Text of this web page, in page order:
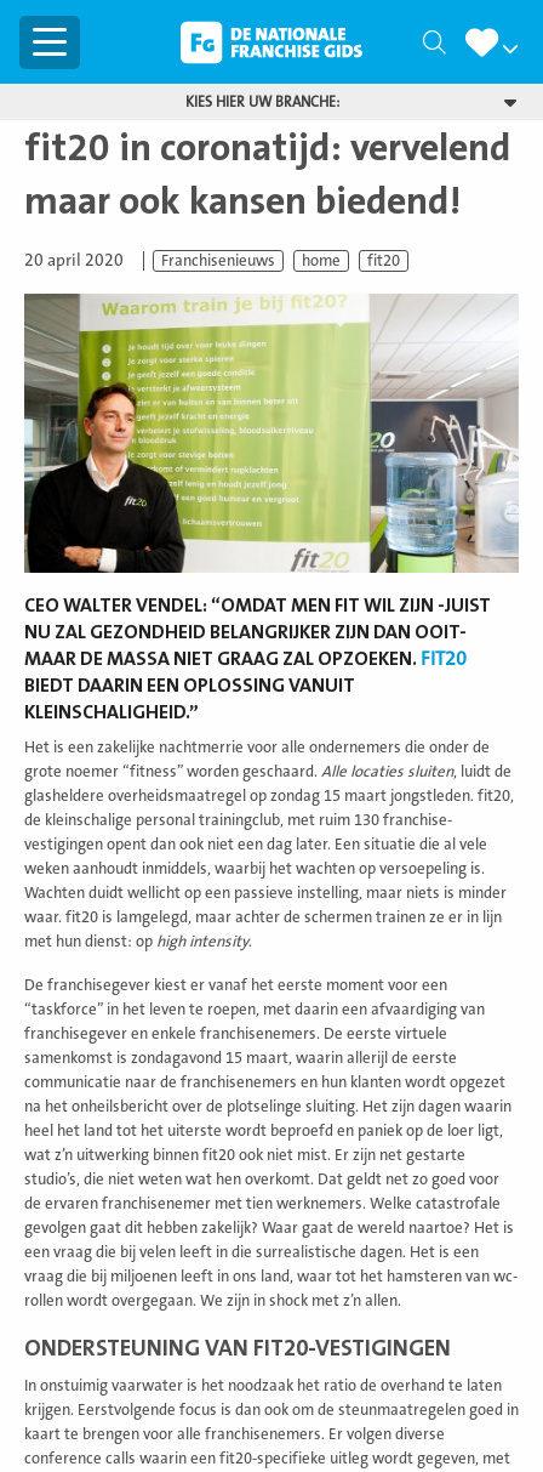
Menu Zoeken
KIES HIER UW BRANCHE:
fit20 in coronatijd: vervelend
maar ook kansen biedend!
20 april 2020 Franchisenieuws home fit20
CEO WALTER VENDEL: “OMDAT MEN FIT WIL ZIJN -JUIST
NU ZAL GEZONDHEID BELANGRIJKER ZIJN DAN OOIT-
MAAR DE MASSA NIET GRAAG ZAL OPZOEKEN. FIT20
BIEDT DAARIN EEN OPLOSSING VANUIT
KLEINSCHALIGHEID.”
Het is een zakelijke nachtmerrie voor alle ondernemers die onder de
grote noemer “fitness” worden geschaard. Alle locaties sluiten, luidt de
glasheldere overheidsmaatregel op zondag 15 maart jongstleden. fit20,
de kleinschalige personal trainingclub, met ruim 130 franchise-
vestigingen opent dan ook niet een dag later. Een situatie die al vele
weken aanhoudt inmiddels, waarbij het wachten op versoepeling is.
Wachten duidt wellicht op een passieve instelling, maar niets is minder
waar. fit20 is lamgelegd, maar achter de schermen trainen ze er in lijn
met hun dienst: op high intensity.
De franchisegever kiest er vanaf het eerste moment voor een
“taskforce” in het leven te roepen, met daarin een afvaardiging van
franchisegever en enkele franchisenemers. De eerste virtuele
samenkomst is zondagavond 15 maart, waarin allerijl de eerste
communicatie naar de franchisenemers en hun klanten wordt opgezet
na het onheilsbericht over de plotselinge sluiting. Het zijn dagen waarin
heel het land tot het uiterste wordt beproefd en paniek op de loer ligt,
wat z’n uitwerking binnen fit20 ook niet mist. Er zijn net gestarte
studio’s, die niet weten wat hen overkomt. Dat geldt net zo goed voor
de ervaren franchisenemer met tien werknemers. Welke catastrofale
gevolgen gaat dit hebben zakelijk? Waar gaat de wereld naartoe? Het is
een vraag die bij velen leeft in die surrealistische dagen. Het is een
vraag die bij miljoenen leeft in ons land, waar tot het hamsteren van wc-
rollen wordt overgegaan. We zijn in shock met z’n allen.
ONDERSTEUNING VAN FIT20-VESTIGINGEN
In onstuimig vaarwater is het noodzaak het ratio de overhand te laten
krijgen. Eerstvolgende focus is dan ook om de steunmaatregelen goed in
kaart te brengen voor alle franchisenemers. Er volgen diverse
conference calls waarin een fit20-specifieke uitleg wordt gegeven, met